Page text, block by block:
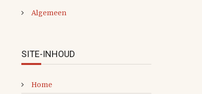
Algemeen
SITE-INHOUD
Home